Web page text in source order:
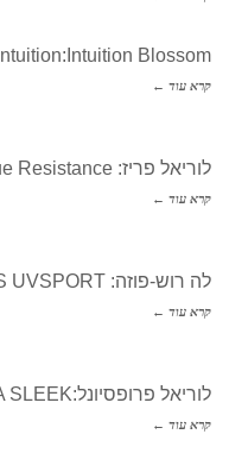
Intuition:Intuition Blossom
קרא עוד ←
לוריאל פריז: Infallible Laque Resistance
קרא עוד ←
לה רוש-פוזה: ANTHELIOS UVSPORT
קרא עוד ←
לוריאל פרופסיונל:KERATIN ALPHA SLEEK
קרא עוד ←